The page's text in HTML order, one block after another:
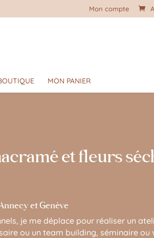
Mon compte
MON PANIER
et fleurs
et Genève
je me déplace pour réaliser un
ou un team building, séminaire ou